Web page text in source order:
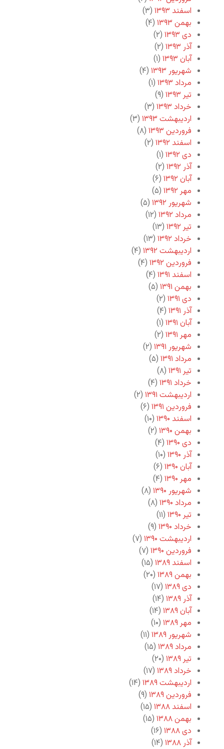
اسفند ۱۳۹۳
(۳)
بهمن ۱۳۹۳
(۴)
دی ۱۳۹۳
(۲)
آذر ۱۳۹۳
(۲)
آبان ۱۳۹۳
(۱)
شهریور ۱۳۹۳
(۴)
مرداد ۱۳۹۳
(۱)
تیر ۱۳۹۳
(۹)
خرداد ۱۳۹۳
(۳)
اردیبهشت ۱۳۹۳
(۳)
فروردین ۱۳۹۳
(۸)
اسفند ۱۳۹۲
(۲)
دی ۱۳۹۲
(۱)
آذر ۱۳۹۲
(۲)
آبان ۱۳۹۲
(۶)
مهر ۱۳۹۲
(۵)
شهریور ۱۳۹۲
(۵)
مرداد ۱۳۹۲
(۱۲)
تیر ۱۳۹۲
(۱۳)
خرداد ۱۳۹۲
(۱۳)
اردیبهشت ۱۳۹۲
(۴)
فروردین ۱۳۹۲
(۴)
اسفند ۱۳۹۱
(۴)
بهمن ۱۳۹۱
(۵)
دی ۱۳۹۱
(۲)
آذر ۱۳۹۱
(۴)
آبان ۱۳۹۱
(۱)
مهر ۱۳۹۱
(۲)
شهریور ۱۳۹۱
(۲)
مرداد ۱۳۹۱
(۵)
تیر ۱۳۹۱
(۸)
خرداد ۱۳۹۱
(۴)
اردیبهشت ۱۳۹۱
(۲)
فروردین ۱۳۹۱
(۶)
اسفند ۱۳۹۰
(۱۰)
بهمن ۱۳۹۰
(۲)
دی ۱۳۹۰
(۴)
آذر ۱۳۹۰
(۱۰)
آبان ۱۳۹۰
(۶)
مهر ۱۳۹۰
(۴)
شهریور ۱۳۹۰
(۸)
مرداد ۱۳۹۰
(۸)
تیر ۱۳۹۰
(۱۱)
خرداد ۱۳۹۰
(۹)
اردیبهشت ۱۳۹۰
(۷)
فروردین ۱۳۹۰
(۷)
اسفند ۱۳۸۹
(۱۵)
بهمن ۱۳۸۹
(۲۰)
دی ۱۳۸۹
(۱۷)
آذر ۱۳۸۹
(۱۴)
آبان ۱۳۸۹
(۱۴)
مهر ۱۳۸۹
(۱۰)
شهریور ۱۳۸۹
(۱۱)
مرداد ۱۳۸۹
(۱۵)
تیر ۱۳۸۹
(۲۰)
خرداد ۱۳۸۹
(۱۷)
اردیبهشت ۱۳۸۹
(۱۴)
فروردین ۱۳۸۹
(۹)
اسفند ۱۳۸۸
(۱۵)
بهمن ۱۳۸۸
(۱۵)
دی ۱۳۸۸
(۱۶)
آذر ۱۳۸۸
(۱۴)